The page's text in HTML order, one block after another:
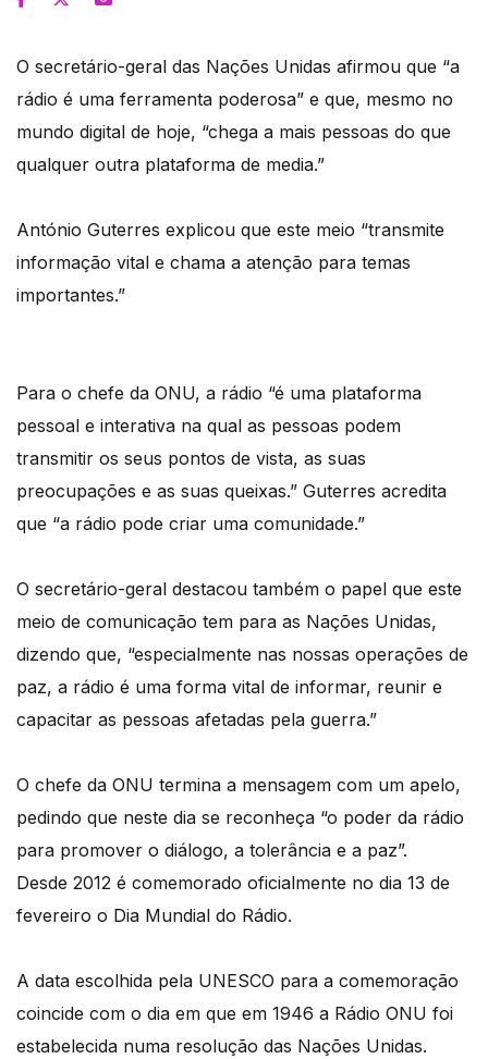
O secretário-geral das Nações Unidas afirmou que “a
rádio é uma ferramenta poderosa” e que, mesmo no
mundo digital de hoje, “chega a mais pessoas do que
qualquer outra plataforma de media.”
António Guterres explicou que este meio “transmite
informação vital e chama a atenção para temas
importantes.”
Para o chefe da ONU, a rádio “é uma plataforma
pessoal e interativa na qual as pessoas podem
transmitir os seus pontos de vista, as suas
preocupações e as suas queixas.” Guterres acredita
que “a rádio pode criar uma comunidade.”
O secretário-geral destacou também o papel que este
meio de comunicação tem para as Nações Unidas,
dizendo que, “especialmente nas nossas operações de
paz, a rádio é uma forma vital de informar, reunir e
capacitar as pessoas afetadas pela guerra.”
O chefe da ONU termina a mensagem com um apelo,
pedindo que neste dia se reconheça “o poder da rádio
para promover o diálogo, a tolerância e a paz”.
Desde 2012 é comemorado oficialmente no dia 13 de
fevereiro o Dia Mundial do Rádio.
A data escolhida pela UNESCO para a comemoração
coincide com o dia em que em 1946 a Rádio ONU foi
estabelecida numa resolução das Nações Unidas.